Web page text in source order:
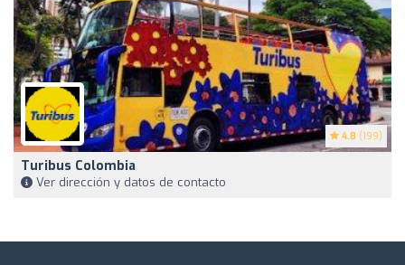
4.8 (199)
Turibus Colombia
Ver dirección y datos de contacto